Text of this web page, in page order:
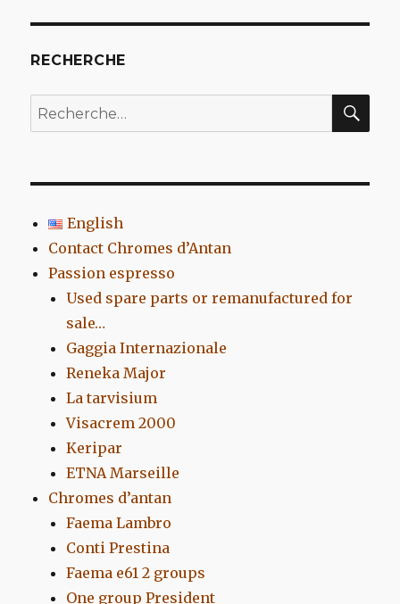
RECHERCHE
Recherche
pour
English
Contact Chromes d’Antan
Passion espresso
Used spare parts or remanufactured for
sale…
Gaggia Internazionale
Reneka Major
La tarvisium
Visacrem 2000
Keripar
ETNA Marseille
Chromes d’antan
Faema Lambro
Conti Prestina
Faema e61 2 groups
One group President